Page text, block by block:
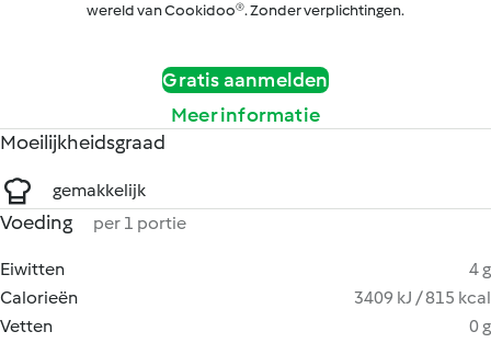
wereld van Cookidoo®. Zonder verplichtingen.
Gratis aanmelden
Meer informatie
Moeilijkheidsgraad
gemakkelijk
Voeding per 1 portie
Eiwitten
4 g
Calorieën
3409 kJ / 815 kcal
Vetten
0 g